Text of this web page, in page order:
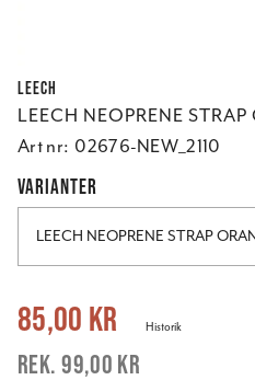
Leech
LEECH NEOPRENE
Art nr: 02676-NEW_2110
VARIANTER
LEECH NEOPRENE STRAP
Nuvarande pris:
85,00 kr
99,00 kr
Historik